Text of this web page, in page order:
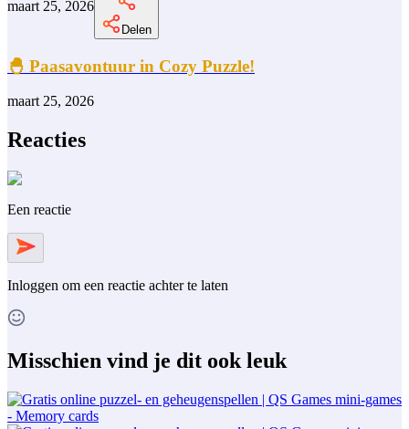
maart 25, 2026
Delen
🐣 Paasavontuur in Cozy Puzzle!
maart 25, 2026
Reacties
Een reactie
Inloggen om een reactie achter te laten
Misschien vind je dit ook leuk